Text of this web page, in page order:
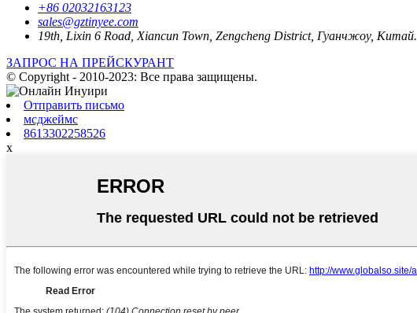
+86 02032163123
sales@gztinyee.com
19th, Lixin 6 Road, Xiancun Town, Zengcheng District, Гуанчжоу, Китай.
ЗАПРОС НА ПРЕЙСКУРАНТ
© Copyright - 2010-2023: Все права защищены.
Отправить письмо
мсджеймс
8613302258526
x